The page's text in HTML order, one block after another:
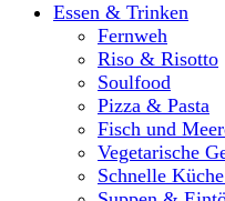
Essen & Trinken
Fernweh
Riso & Risotto
Soulfood
Pizza & Pasta
Fisch und
Vegetarische
Schnelle